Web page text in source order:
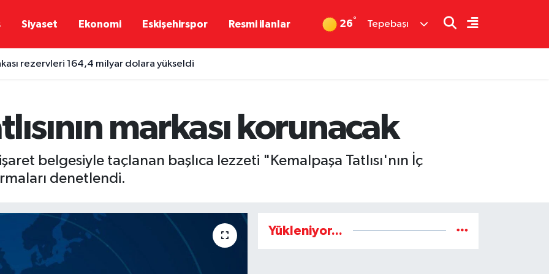
Siyaset Ekonomi Eskişehirspor Resmi ilanlar 26° Tepebaşı
rezervleri 164,4 milyar dolara yükseldi
markası korunacak
belgesiyle taçlanan başlıca lezzeti "Kemalpaşa Tatlısı'nın İç
denetlendi.
Yükleniyor...